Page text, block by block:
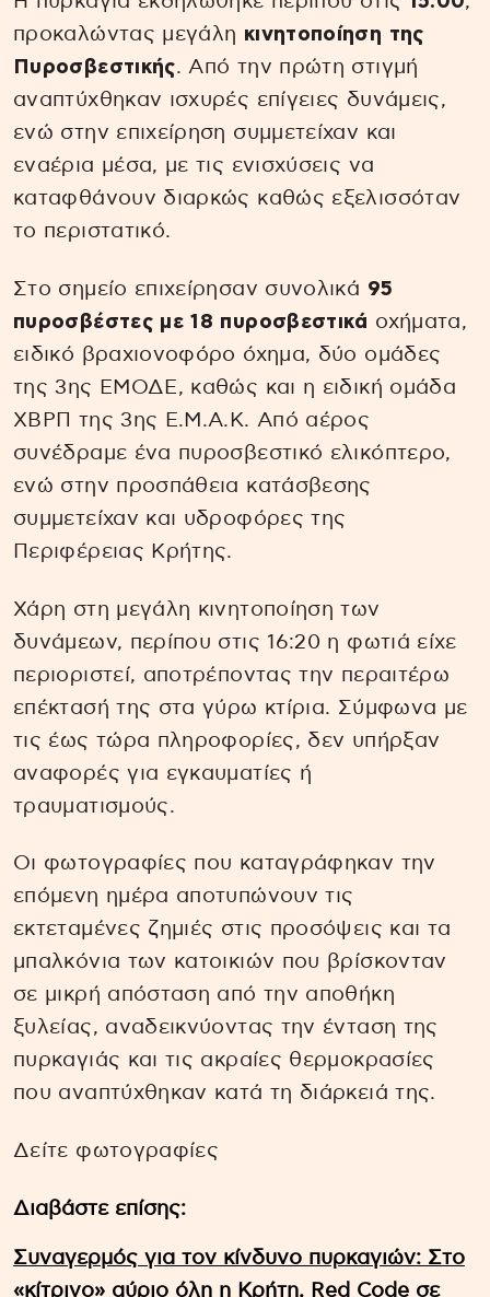
προκαλώντας μεγάλη κινητοποίηση της
Πυροσβεστικής. Από την πρώτη στιγμή
αναπτύχθηκαν ισχυρές επίγειες δυνάμεις,
ενώ στην επιχείρηση συμμετείχαν και
εναέρια μέσα, με τις ενισχύσεις να
καταφθάνουν διαρκώς καθώς εξελισσόταν
το περιστατικό.
Στο σημείο επιχείρησαν συνολικά 95
πυροσβέστες με 18 πυροσβεστικά οχήματα,
ειδικό βραχιονοφόρο όχημα, δύο ομάδες
της 3ης ΕΜΟΔΕ, καθώς και η ειδική ομάδα
ΧΒΡΠ της 3ης Ε.Μ.Α.Κ. Από αέρος
συνέδραμε ένα πυροσβεστικό ελικόπτερο,
ενώ στην προσπάθεια κατάσβεσης
συμμετείχαν και υδροφόρες της
Περιφέρειας Κρήτης.
Χάρη στη μεγάλη κινητοποίηση των
δυνάμεων, περίπου στις 16:20 η φωτιά είχε
περιοριστεί, αποτρέποντας την περαιτέρω
επέκτασή της στα γύρω κτίρια. Σύμφωνα με
τις έως τώρα πληροφορίες, δεν υπήρξαν
αναφορές για εγκαυματίες ή
τραυματισμούς.
Οι φωτογραφίες που καταγράφηκαν την
επόμενη ημέρα αποτυπώνουν τις
εκτεταμένες ζημιές στις προσόψεις και τα
μπαλκόνια των κατοικιών που βρίσκονταν
σε μικρή απόσταση από την αποθήκη
ξυλείας, αναδεικνύοντας την ένταση της
πυρκαγιάς και τις ακραίες θερμοκρασίες
που αναπτύχθηκαν κατά τη διάρκειά της.
Δείτε φωτογραφίες
Διαβάστε επίσης:
Συναγερμός για τον κίνδυνο πυρκαγιών: Στο
«κίτρινο» αύριο όλη η Κρήτη, Red Code σε